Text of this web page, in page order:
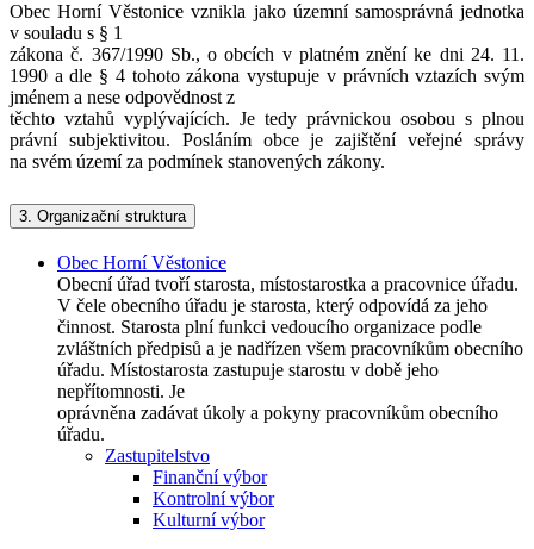
Obec Horní Věstonice vznikla jako územní samosprávná jednotka
v souladu s § 1
zákona č. 367/1990 Sb., o obcích v platném znění ke dni 24. 11.
1990 a dle § 4 tohoto zákona vystupuje v právních vztazích svým
jménem a nese odpovědnost z
těchto vztahů vyplývajících. Je tedy právnickou osobou s plnou
právní subjektivitou. Posláním obce je zajištění veřejné správy
na svém území za podmínek stanovených zákony.
3. Organizační struktura
Obec Horní Věstonice
Obecní úřad tvoří starosta, místostarostka a pracovnice úřadu.
V čele obecního úřadu je starosta, který odpovídá za jeho
činnost. Starosta plní funkci vedoucího organizace podle
zvláštních předpisů a je nadřízen všem pracovníkům obecního
úřadu. Místostarosta zastupuje starostu v době jeho
nepřítomnosti. Je
oprávněna zadávat úkoly a pokyny pracovníkům obecního
úřadu.
Zastupitelstvo
Finanční výbor
Kontrolní výbor
Kulturní výbor